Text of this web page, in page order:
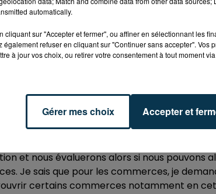
de retour de vacances, "une tolérance"
également que les trains circuleront
visites dans les EHPAD seront cette fois
et nous évaluerons alors si nous pouvons
Je sais que pour les commerces, je
certains commerces notamment en
automatically.
cliquant sur "Accepter et fermer", ou affiner en sélectionnant les
également refuser en cliquant sur "Continuer sans accepter". Vos
à jour vos choix, ou retirer votre consentement à tout moment
Gérer mes choix Accepter et